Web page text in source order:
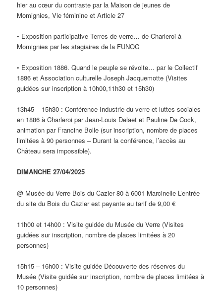
hier au cœur du contraste par la Maison de jeunes de
Momignies, Vie féminine et Article 27
• Exposition participative Terres de verre… de Charleroi à
Momignies par les stagiaires de la FUNOC
• Exposition 1886. Quand le peuple se révolte… par le Collectif
1886 et Association culturelle Joseph Jacquemotte (Visites
guidées sur inscription à 10h00,11h30 et 15h30)
13h45 – 15h30 : Conférence Industrie du verre et luttes sociales
en 1886 à Charleroi par Jean-Louis Delaet et Pauline De Cock,
animation par Francine Bolle (sur inscription, nombre de places
limitées à 90 personnes – Durant la conférence, l’accès au
Château sera impossible).
DIMANCHE 27/04/2025
@ Musée du Verre Bois du Cazier 80 à 6001 Marcinelle L’entrée
du site du Bois du Cazier est payante au tarif de 9,00 €
11h00 et 14h00 : Visite guidée du Musée du Verre (Visites
guidées sur inscription, nombre de places limitées à 20
personnes)
15h15 – 16h00 : Visite guidée Découverte des réserves du
Musée (Visite guidée sur inscription, nombre de places limitées à
10 personnes)